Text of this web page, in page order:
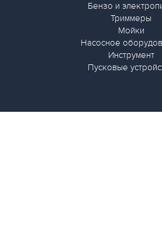
Бензо и
Триммеры
Мойки
Насосное
Инструмент
Пусковые